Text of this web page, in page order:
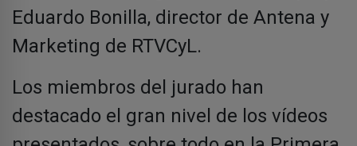
Eduardo Bonilla, director de Antena y
Marketing de RTVCyL.
Los miembros del jurado han
destacado el gran nivel de los vídeos